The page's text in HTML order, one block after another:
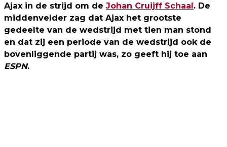
Ajax in de strijd om de Johan Cruijff Schaal. De
middenvelder zag dat Ajax het grootste
gedeelte van de wedstrijd met tien man stond
en dat zij een periode van de wedstrijd ook de
bovenliggende partij was, zo geeft hij toe aan
ESPN.